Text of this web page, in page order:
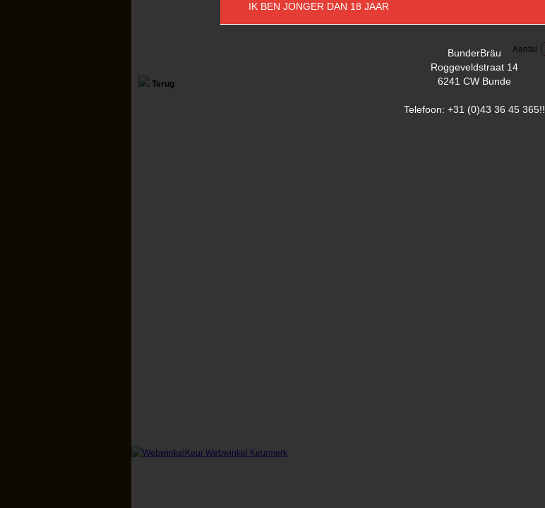
Aantal
Terug
IK BEN JONGER DAN 18 JAAR
BunderBräu
Roggeveldstraat 14
6241 CW Bunde
Telefoon: +31 (0)43 36 45 365!!